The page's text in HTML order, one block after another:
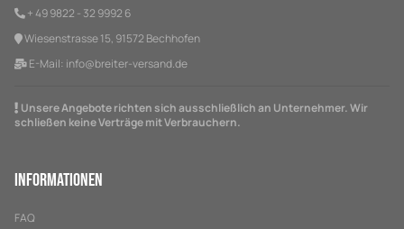
+ 49 9822 - 32 9992 6
Wiesenstrasse 15, 91572 Bechhofen
E-Mail: info@breiter-versand.de
Unsere Angebote richten sich ausschließlich an Unternehmer. Wir
schließen keine Verträge mit Verbrauchern.
Informationen
FAQ